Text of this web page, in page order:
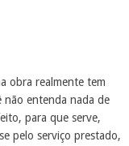
obra realmente tem
não entenda nada de
para que serve,
pelo serviço prestado,